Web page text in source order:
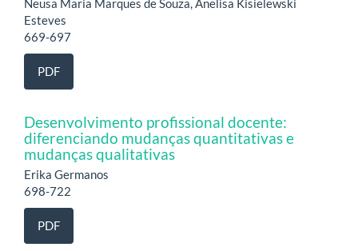
Esteves
669-697
PDF
Desenvolvimento profissional docente:
diferenciando mudanças quantitativas e
mudanças qualitativas
Erika Germanos
698-722
PDF